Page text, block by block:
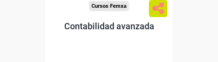
Cursos Femxa
Contabilidad avanzada